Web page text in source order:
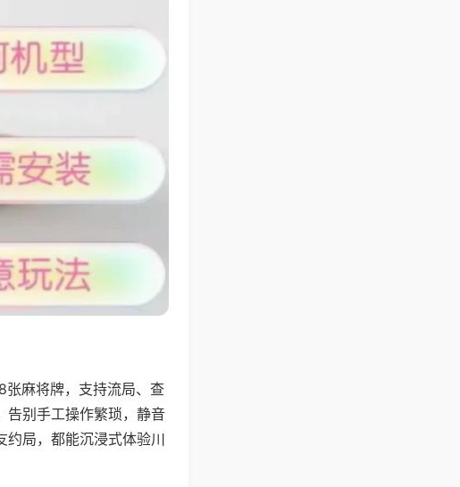
张麻将牌，支持流局、查
告别手工操作繁琐，静音
约局，都能沉浸式体验川